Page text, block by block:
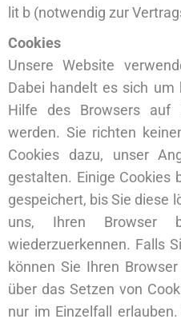
lit b (notwendig zur
Cookies
Unsere Website
Dabei handelt es sich
Hilfe des Browsers auf
werden. Sie richten
Cookies dazu, unser
gestalten. Einige Cookies
gespeichert, bis Sie diese
uns, Ihren Browser
wiederzuerkennen. Falls
können Sie Ihren
über das Setzen von
nur im Einzelfall